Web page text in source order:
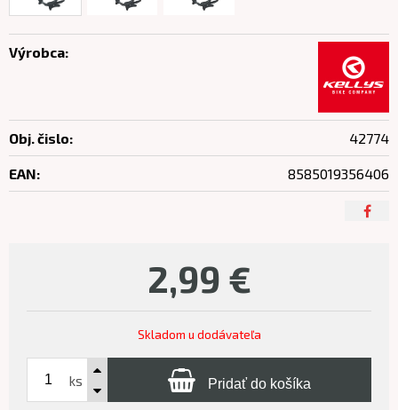
2,99 €
Skladom u dodávateľa
ks Pridať do košíka
Výrobca:
Obj. čislo: 42774
EAN: 8585019356406